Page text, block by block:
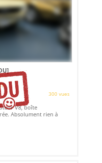
300 vues
V8, boîte
Absolument rien à